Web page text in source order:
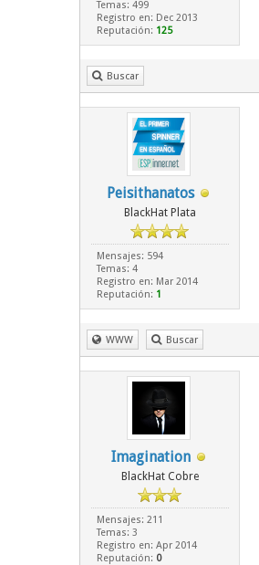
Temas: 499
Registro en: Dec 2013
Reputación: 125
Buscar
Peisithanatos
BlackHat Plata
Mensajes: 594
Temas: 4
Registro en: Mar 2014
Reputación: 1
WWW Buscar
Imagination
BlackHat Cobre
Mensajes: 211
Temas: 3
Registro en: Apr 2014
Reputación: 0